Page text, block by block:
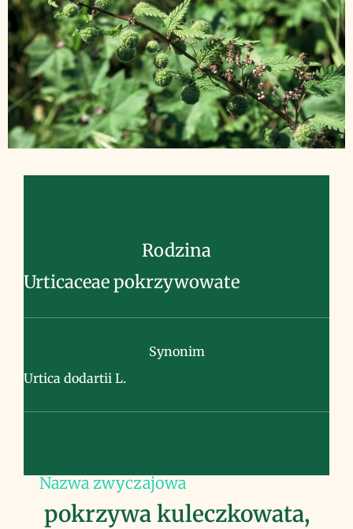
Rodzina
Urticaceae pokrzywowate
Synonim
Urtica dodartii L.
Nazwa zwyczajowa
pokrzywa kuleczkowata,